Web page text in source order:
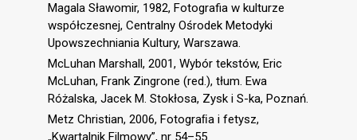
Magala Sławomir, 1982, Fotografia w kulturze
współczesnej, Centralny Ośrodek Metodyki
Upowszechniania Kultury, Warszawa.
McLuhan Marshall, 2001, Wybór tekstów, Eric
McLuhan, Frank Zingrone (red.), tłum. Ewa
Różalska, Jacek M. Stokłosa, Zysk i S-ka, Poznań.
Metz Christian, 2006, Fotograﬁa i fetysz,
„Kwartalnik Filmowy”, nr 54–55.